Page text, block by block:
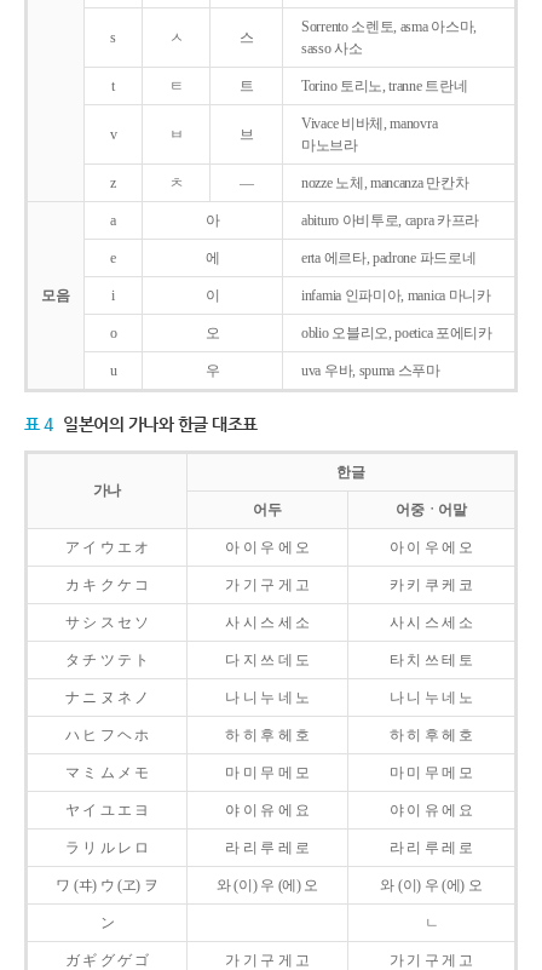
s ㅅ 스
Sorrento 소렌토, asma 아스마,
sasso 사소
t ㅌ 트 Torino 토리노, tranne 트란네
v ㅂ 브
Vivace 비바체, manovra
마노브라
z ㅊ ― nozze 노체, mancanza 만칸차
모음
a 아 abituro 아비투로, capra 카프라
e 에 erta 에르타, padrone 파드로네
i 이 infamia 인파미아, manica 마니카
o 오 oblio 오블리오, poetica 포에티카
u 우 uva 우바, spuma 스푸마
표 4 일본어의 가나와 한글 대조표
가나
한글
어두 어중ㆍ어말
ア イ ウ エ オ 아 이 우 에 오 아 이 우 에 오
カ キ ク ケ コ 가 기 구 게 고 카 키 쿠 케 코
サ シ ス セ ソ 사 시 스 세 소 사 시 스 세 소
タ チ ツ テ ト 다 지 쓰 데 도 타 치 쓰 테 토
ナ ニ ヌ ネ ノ 나 니 누 네 노 나 니 누 네 노
ハ ヒ フ ヘ ホ 하 히 후 헤 호 하 히 후 헤 호
マ ミ ム メ モ 마 미 무 메 모 마 미 무 메 모
ヤ イ ユ エ ヨ 야 이 유 에 요 야 이 유 에 요
ラ リ ル レ ロ 라 리 루 레 로 라 리 루 레 로
ワ (ヰ) ウ (ヱ) ヲ 와 (이) 우 (에) 오 와 (이) 우 (에) 오
ン ㄴ
ガ ギ グ ゲ ゴ 가 기 구 게 고 가 기 구 게 고